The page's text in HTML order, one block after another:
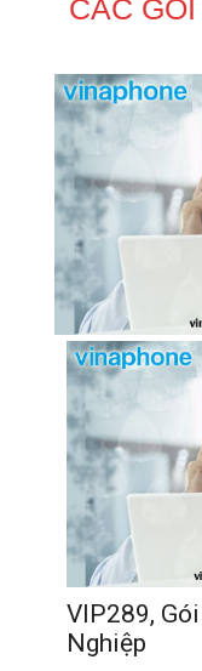
CÁC
VIP289,
Nghiệp